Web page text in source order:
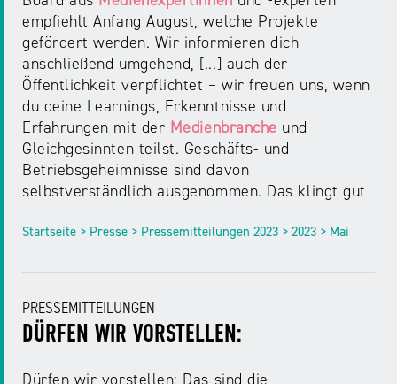
empfiehlt Anfang August, welche Projekte
gefördert werden. Wir informieren dich
anschließend umgehend, [...] auch der
Öffentlichkeit verpflichtet – wir freuen uns, wenn
du deine Learnings, Erkenntnisse und
Erfahrungen mit der Medienbranche und
Gleichgesinnten teilst. Geschäfts- und
Betriebsgeheimnisse sind davon
selbstverständlich ausgenommen. Das klingt gut
Startseite > Presse > Pressemitteilungen 2023 > 2023 > Mai
PRESSEMITTEILUNGEN
DÜRFEN WIR VORSTELLEN: